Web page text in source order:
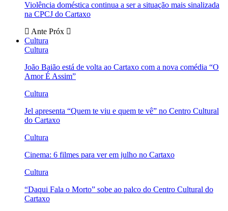
Violência doméstica continua a ser a situação mais sinalizada
na CPCJ do Cartaxo
Ante Próx
Cultura
Cultura
João Baião está de volta ao Cartaxo com a nova comédia “O
Amor É Assim”
Cultura
Jel apresenta “Quem te viu e quem te vê” no Centro Cultural
do Cartaxo
Cultura
Cinema: 6 filmes para ver em julho no Cartaxo
Cultura
“Daqui Fala o Morto” sobe ao palco do Centro Cultural do
Cartaxo